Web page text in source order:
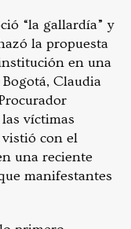
“la gallardía” y
la propuesta
en una
Claudia
víctimas
vistió con el
una reciente
manifestantes